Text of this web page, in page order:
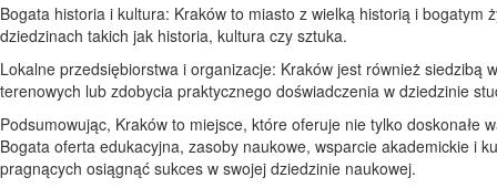
Bogata historia i kultura: Kraków to miasto z wielką historią i bogatym
dziedzinach takich jak historia, kultura czy sztuka.
Lokalne przedsiębiorstwa i organizacje: Kraków jest również
terenowych lub zdobycia praktycznego doświadczenia w dziedzinie
Podsumowując, Kraków to miejsce, które oferuje nie tylko
Bogata oferta edukacyjna, zasoby naukowe, wsparcie akademickie i
pragnących osiągnąć sukces w swojej dziedzinie naukowej.